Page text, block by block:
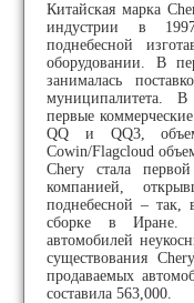
Китайская марка
индустрии в
поднебесной
оборудовании. В
занималась
муниципалитета.
первые
QQ и QQ3,
Cowin/Flagcloud
Chery стала первой
компанией,
поднебесной – так,
сборке в Иране.
автомобилей
существования
продаваемых
составила 563,000.